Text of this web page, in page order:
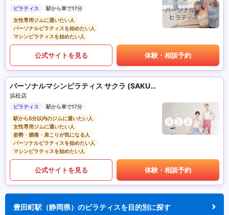
ピラティス
駅から車で17分
女性専用ジムに通いたい人
パーソナルピラティスを始めたい人
マシンピラティスを始めたい人
公式サイトを見る 体験・相談予約
パーソナルマシンピラティス サクラ (SAKURA)
浜松店
ピラティス
駅から車で17分
駅から5分以内のジムに通いたい人
女性専用ジムに通いたい人
姿勢・腰痛・肩こりが気になる人
パーソナルピラティスを始めたい人
マシンピラティスを始めたい人
公式サイトを見る 体験・相談予約
豊田町駅（静岡県）のピラティスを目的別に探す